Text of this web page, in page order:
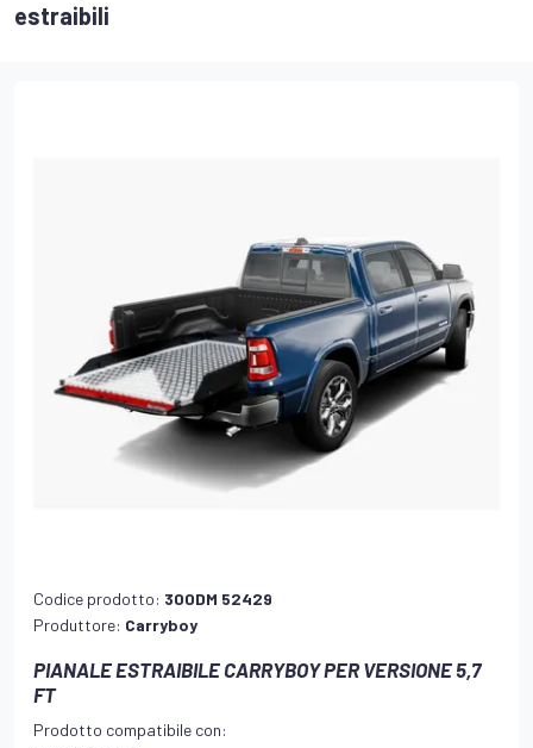
estraibili
Codice prodotto: 300DM 52429
Produttore: Carryboy
PIANALE ESTRAIBILE CARRYBOY PER VERSIONE 5,7
FT
Prodotto compatibile con: